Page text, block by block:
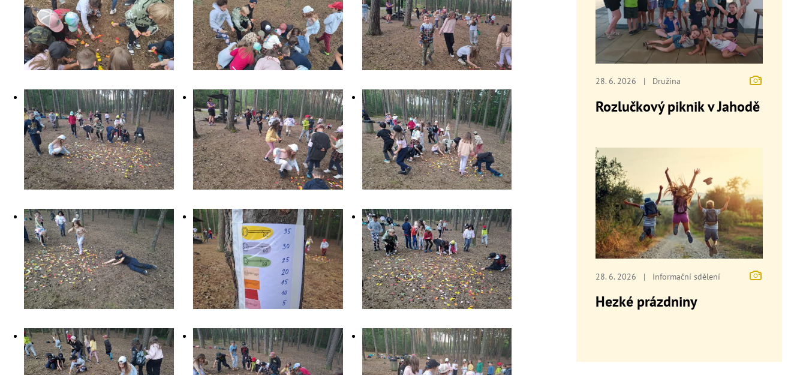
28. 6. 2026 | Družina
Rozlučkový piknik v Jahodě
28. 6. 2026 | Informační sdělení
Hezké prázdniny